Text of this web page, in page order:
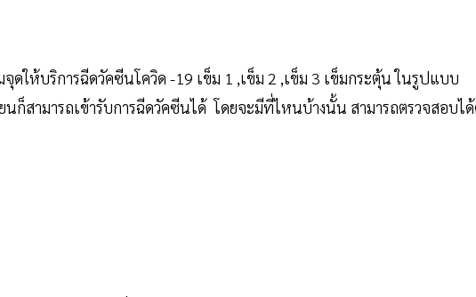
ดให้บริการฉีดวัคซีนโควิด -19 เข็ม 1 ,เข็ม 2 ,เข็ม 3 เข็มกระตุ้น ในรูปแบบ
ก็สามารถเข้ารับการฉีดวัคซีนได้ โดยจะมีที่ไหนบ้างนั้น สามารถตรวจสอบไ